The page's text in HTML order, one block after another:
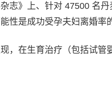
志》上、针对 47500 名
性是成功受孕夫妇离婚率
，在生育治疗（包括试管